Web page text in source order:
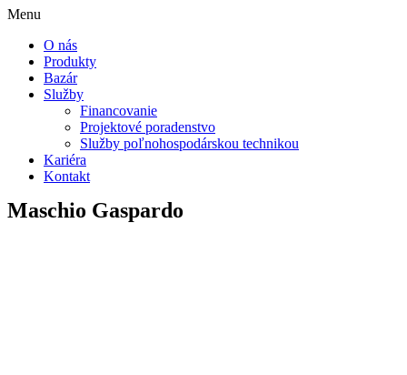
Menu
O nás
Produkty
Bazár
Služby
Financovanie
Projektové poradenstvo
Služby poľnohospodárskou technikou
Kariéra
Kontakt
Maschio Gaspardo